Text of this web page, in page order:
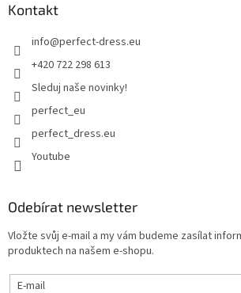
Kontakt
info@perfect-dress.eu
+420 722 298 613
Sleduj naše novinky!
perfect_eu
perfect_dress.eu
Youtube
Odebírat newsletter
Vložte svůj e-mail a my vám budeme zasílat
produktech na našem e-shopu.
E-mail